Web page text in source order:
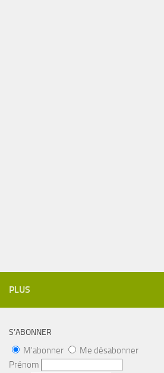
PLUS
S’ABONNER
M'abonner
Me désabonner
Prénom